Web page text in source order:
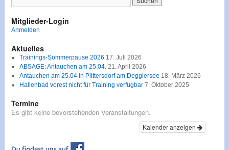
Mitglieder-Login
Anmelden
Aktuelles
Trainings-Sommerpause 2026 17. Juli 2026
ABSAGE: Antauchen am 25.04. 21. April 2026
Antauchen am 25.04 in Plittersdorf am Degglersee 18. März 2026
Hallenbad vorest nicht für Training verfügbar 7. Oktober 2025
Termine
Es gibt keine bevorstehenden Veranstaltungen.
Kalender anzeigen